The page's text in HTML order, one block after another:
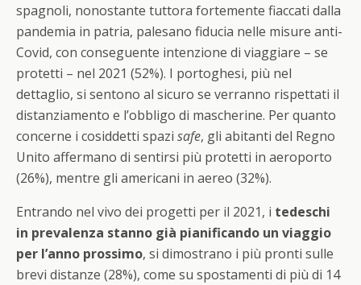
spagnoli, nonostante tuttora fortemente fiaccati dalla
pandemia in patria, palesano fiducia nelle misure anti-
Covid, con conseguente intenzione di viaggiare – se
protetti – nel 2021 (52%). I portoghesi, più nel
dettaglio, si sentono al sicuro se verranno rispettati il
distanziamento e l’obbligo di mascherine. Per quanto
concerne i cosiddetti spazi safe, gli abitanti del Regno
Unito affermano di sentirsi più protetti in aeroporto
(26%), mentre gli americani in aereo (32%).
Entrando nel vivo dei progetti per il 2021, i tedeschi
in prevalenza stanno già pianificando un viaggio
per l’anno prossimo, si dimostrano i più pronti sulle
brevi distanze (28%), come su spostamenti di più di 14